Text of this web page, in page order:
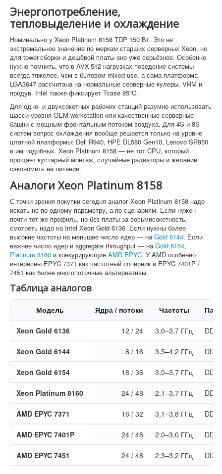
Энергопотребление,
тепловыделение и охлаждение
Номинально у Xeon Platinum 8158 TDP 150 Вт. Это не
экстремальное значение по меркам старших серверных Xeon, но
для tower-сборки и дешёвой платы оно уже серьёзное. Особенно
нужно помнить, что в AVX-512 нагрузках поведение системы
всегда тяжелее, чем в бытовом mixed-use, а сама платформа
LGA3647 рассчитана на нормальные серверные кулеры, VRM и
продув. Intel также фиксирует Tcase 85°C.
Для одно- и двухсокетных рабочих станций разумно использовать
шасси уровня OEM-workstation или качественные серверные
башни с мощным фронтальным потоком воздуха. Для 4S и 8S-
систем вопрос охлаждения вообще решается только на уровне
штатной платформы: Dell R940, HPE DL580 Gen10, Lenovo SR950
и им подобных. Xeon Platinum 8158 — не тот CPU, который
прощает кустарный монтаж, случайные радиаторы и желание
сэкономить на питании.
Аналоги Xeon Platinum 8158
С точки зрения покупки сегодня аналог Xeon Platinum 8158 надо
искать не по одному параметру, а по сценариям. Если нужен
почти тот же профиль, но без платы за восьмисокетность,
смотреть надо на Intel Xeon Gold 6136. Если нужны более
высокие частоты на меньшее число ядер — наGold 6144. Если
важнее число ядер и aggregate throughput — наGold 6154,
Platinum 8160 и конкурирующие AMD EPYC. У AMD особенно
интересны EPYC 7371 как частотный соперник и EPYC 7401P /
7451 как более многопоточные альтернативы.
Таблица аналогов
Модель Ядра / потоки Частоты
Xeon Gold 6136 12 / 24 3,0–3,7 ГГц
Xeon Gold 6144 8 / 16 3,5–4,2 ГГц
Xeon Gold 6154 18 / 36 3,0–3,7 ГГц
Xeon Platinum 8160 24 / 48 2,1–3,7 ГГц
AMD EPYC 7371 16 / 32 3,1–3,8 ГГц
AMD EPYC 7401P 24 / 48 2,0–3,0 ГГц
AMD EPYC 7451 24 / 48 2,3–3,2 ГГц